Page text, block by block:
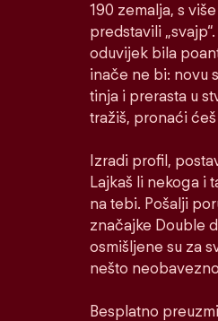
190 zemalja, s
predstavili
oduvijek bila
inače ne bi: novu
tinja i prerasta u
tražiš, pronaći
Izradi profil,
Lajkaš li nekoga i
na tebi. Pošalji
značajke Double
osmišljene su za
nešto
Besplatno